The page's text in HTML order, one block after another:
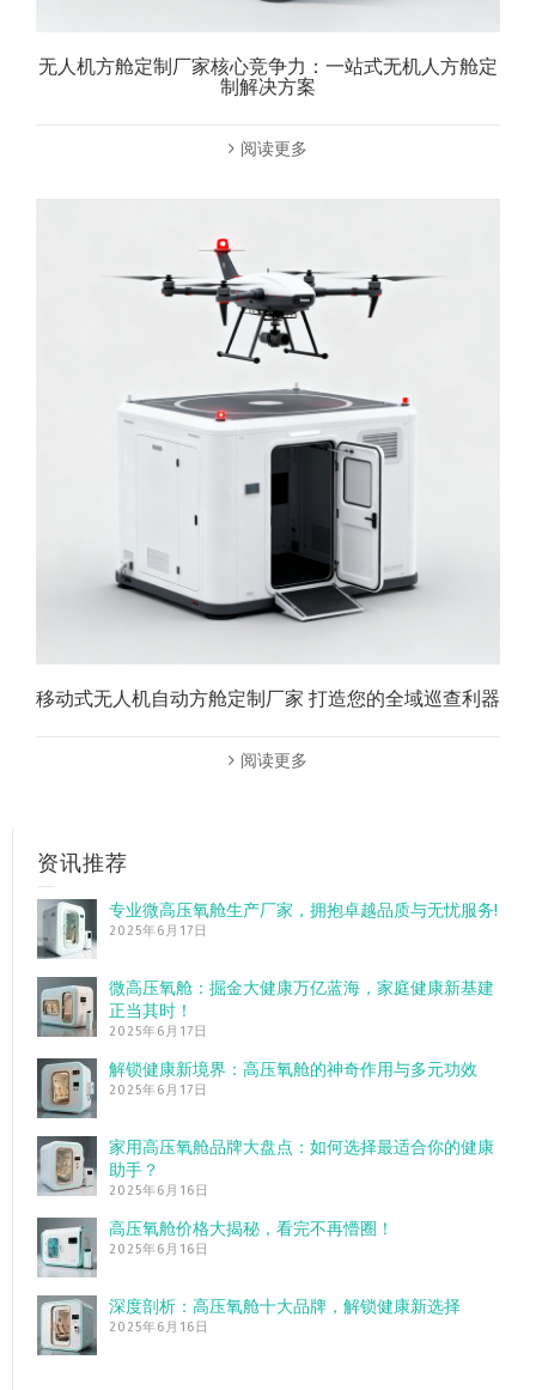
无人机方舱定制厂家核心竞争力：一站式无机人方舱定
制解决方案
阅读更多
移动式无人机自动方舱定制厂家 打造您的全域巡查利器
阅读更多
资讯推荐
专业微高压氧舱生产厂家，拥抱卓越品质与无忧服务!
2025年6月17日
微高压氧舱：掘金大健康万亿蓝海，家庭健康新基建
正当其时！
2025年6月17日
解锁健康新境界：高压氧舱的神奇作用与多元功效
2025年6月17日
家用高压氧舱品牌大盘点：如何选择最适合你的健康
助手？
2025年6月16日
高压氧舱价格大揭秘，看完不再懵圈！
2025年6月16日
深度剖析：高压氧舱十大品牌，解锁健康新选择
2025年6月16日